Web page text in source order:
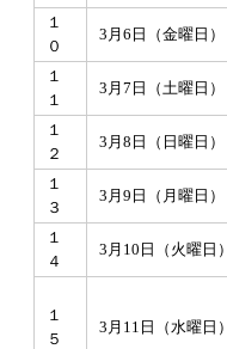
１
０
3月6日（金曜日）
１
１
3月7日（土曜日）
１
２
3月8日（日曜日）
１
３
3月9日（月曜日）
１
４
3月10日（火曜日）
１
５
3月11日（水曜日）